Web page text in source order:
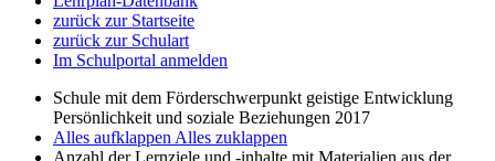
zurück zur Startseite
zurück zur Schulart
Im Schulportal anmelden
Schule mit dem Förderschwerpunkt geistige Entwicklung
Persönlichkeit und soziale Beziehungen 2017
Alles aufklappen Alles zuklappen
Anzahl der Lernziele und -inhalte mit Materialien aus der